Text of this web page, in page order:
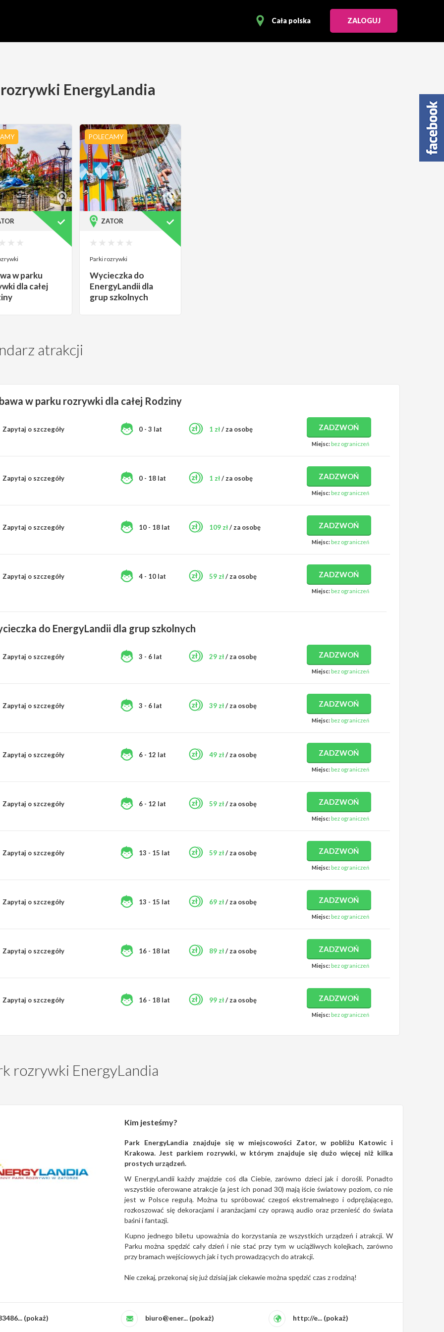
Cała polska ZALOGUJ
EnergyLandia
w parku
dla całej
POLECAMY
ZATOR
Parki rozrywki
Wycieczka do
EnergyLandii dla
grup szkolnych
atrakcji
w parku rozrywki dla całej Rodziny
Zapytaj o szczegóły 0 - 3 lat 1 zł/ za osobę ZADZWOŃ
Miejsc: bez ograniczeń
Zapytaj o szczegóły 0 - 18 lat 1 zł/ za osobę ZADZWOŃ
Miejsc: bez ograniczeń
Zapytaj o szczegóły 10 - 18 lat 109 zł/ za osobę ZADZWOŃ
Miejsc: bez ograniczeń
Zapytaj o szczegóły 4 - 10 lat 59 zł/ za osobę ZADZWOŃ
Miejsc: bez ograniczeń
do EnergyLandii dla grup szkolnych
Zapytaj o szczegóły 3 - 6 lat 29 zł/ za osobę ZADZWOŃ
Miejsc: bez ograniczeń
Zapytaj o szczegóły 3 - 6 lat 39 zł/ za osobę ZADZWOŃ
Miejsc: bez ograniczeń
Zapytaj o szczegóły 6 - 12 lat 49 zł/ za osobę ZADZWOŃ
Miejsc: bez ograniczeń
Zapytaj o szczegóły 6 - 12 lat 59 zł/ za osobę ZADZWOŃ
Miejsc: bez ograniczeń
Zapytaj o szczegóły 13 - 15 lat 59 zł/ za osobę ZADZWOŃ
Miejsc: bez ograniczeń
Zapytaj o szczegóły 13 - 15 lat 69 zł/ za osobę ZADZWOŃ
Miejsc: bez ograniczeń
Zapytaj o szczegóły 16 - 18 lat 89 zł/ za osobę ZADZWOŃ
Miejsc: bez ograniczeń
Zapytaj o szczegóły 16 - 18 lat 99 zł/ za osobę ZADZWOŃ
Miejsc: bez ograniczeń
rozrywki EnergyLandia
Kim jesteśmy?
Park EnergyLandia znajduje się w miejscowości Zator, w pobliżu Katowic i
Krakowa. Jest parkiem rozrywki, w którym znajduje się dużo więcej niż kilka
prostych urządzeń.
W EnergyLandii każdy znajdzie coś dla Ciebie, zarówno dzieci jak i dorośli. Ponadto
wszystkie oferowane atrakcje (a jest ich ponad 30) mają iście światowy poziom, co nie
jest w Polsce regułą. Można tu spróbować czegoś ekstremalnego i odprężającego,
rozkoszować się dekoracjami i aranżacjami czy oprawą audio oraz przenieść do świata
baśni i fantazji.
Kupno jednego biletu upoważnia do korzystania ze wszystkich urządzeń i atrakcji. W
Parku można spędzić cały dzień i nie stać przy tym w uciążliwych kolejkach, zarówno
przy bramach wejściowych jak i tych prowadzących do atrakcji.
Nie czekaj, przekonaj się już dzisiaj jak ciekawie można spędzić czas z rodziną!
(pokaż) biuro@ener... (pokaż) http://e... (pokaż)